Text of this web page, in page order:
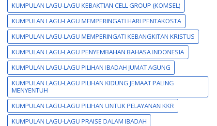
KUMPULAN LAGU-LAGU KEBAKTIAN CELL GROUP (KOMSEL)
KUMPULAN LAGU-LAGU MEMPERINGATI HARI PENTAKOSTA
KUMPULAN LAGU-LAGU MEMPERINGATI KEBANGKITAN KRISTUS
KUMPULAN LAGU-LAGU PENYEMBAHAN BAHASA INDONESIA
KUMPULAN LAGU-LAGU PILIHAN IBADAH JUMAT AGUNG
KUMPULAN LAGU-LAGU PILIHAN KIDUNG JEMAAT PALING
MENYENTUH
KUMPULAN LAGU-LAGU PILIHAN UNTUK PELAYANAN KKR
KUMPULAN LAGU-LAGU PRAISE DALAM IBADAH